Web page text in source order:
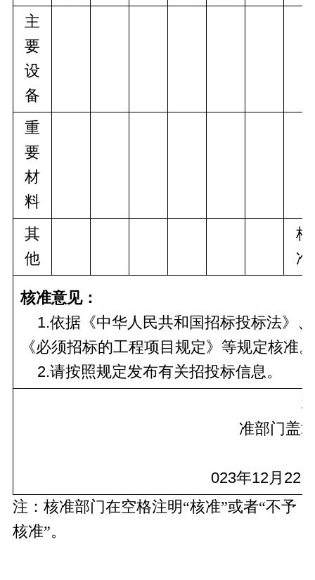
主
要
设
备
重
要
材
料
其
他
核
准
核准意见：
1.依据《中华人民共和国招标投标法》、
《必须招标的工程项目规定》等规定核准。
2.请按照规定发布有关招投标信息。
准部门盖
023年12 月 22
注：核准部门在空格注明“核准”或者“不予
核准”。